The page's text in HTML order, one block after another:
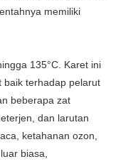
memiliki
135°C. Karet ini
baik terhadap pelarut
beberapa zat
dan larutan
ketahanan ozon,
biasa,